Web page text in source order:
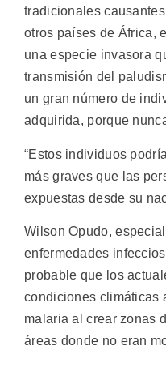
tradicionales
otros países de África,
una especie invasora
transmisión del
un gran número de
adquirida, porque
“Estos individuos
más graves que las
expuestas desde su
Wilson Opudo,
enfermedades
probable que los
condiciones climáticas
malaria al crear zonas
áreas donde no eran